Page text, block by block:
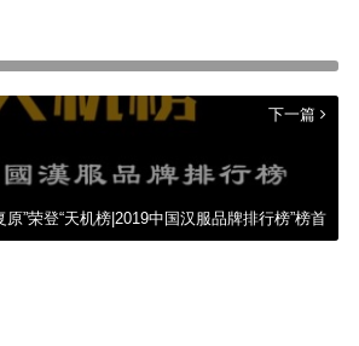
下一篇
原”荣登“天机榜|2019中国汉服品牌排行榜”榜首